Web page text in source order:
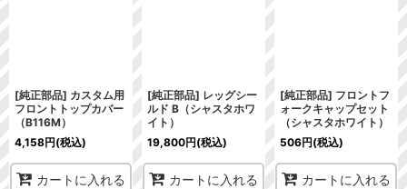
[純正部品] カスタム用
フロントトップカバー
（B116M）
4,158円(税込)
カートに入れる
[純正部品] レッグシー
ルド B（シャスタホワ
イト）
19,800円(税込)
カートに入れる
[純正部品] フロントフ
ォークキャップセット
（シャスタホワイト）
506円(税込)
カートに入れる